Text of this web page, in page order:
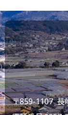
〒859-1107 長